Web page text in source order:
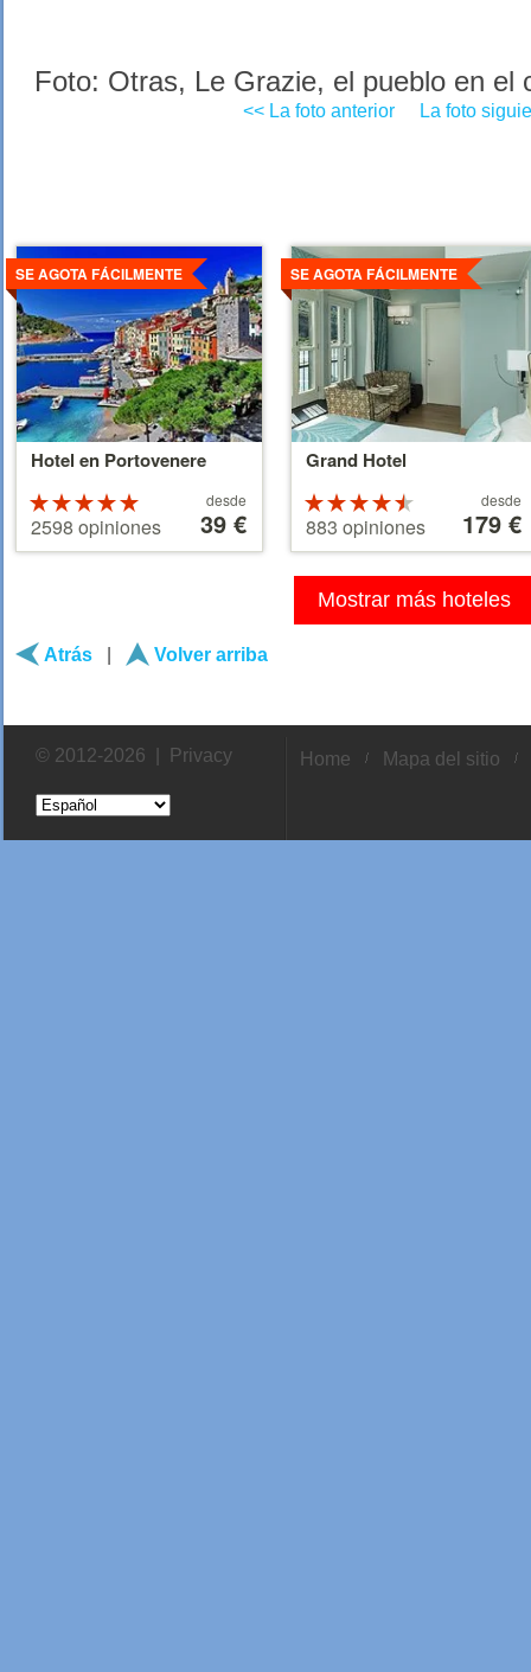
Foto: Otras, Le Grazie, el pueblo en el
<< La foto anterior La foto
Hotel en Portovenere
SE AGOTA FÁCILMENTE
Valoracion
de 5
estrellas
sobre 5
2598 opiniones
39 €
desde
39 €
Ver
detalles
Grand Hotel
SE AGOTA FÁCILMENTE
Valoracion
de 4.5
estrellas
sobre 5
883 opiniones partir
179 €
desde
179 €
Ver
detalles
Mostrar más hoteles
Atrás Volver arriba
© 2012-2026 | Privacy Home Mapa del sitio